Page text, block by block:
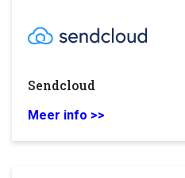
Sendcloud
Meer info >>